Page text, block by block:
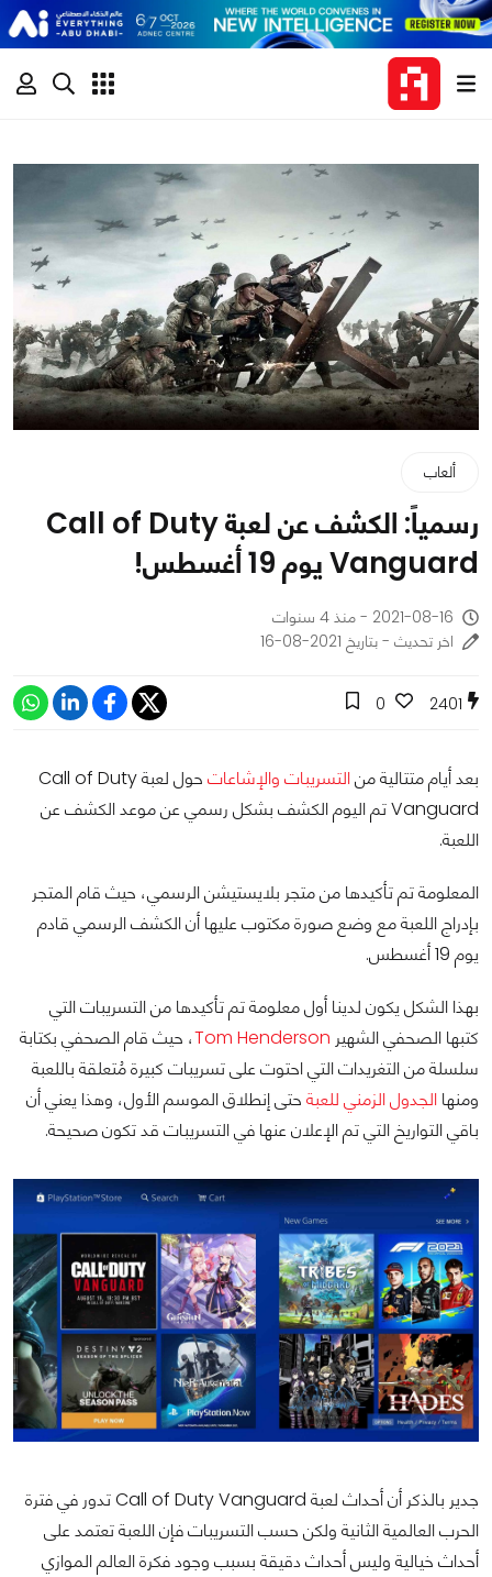
ألعاب
رسمياً: الكشف عن لعبة Call of Duty
Vanguard يوم 19 أغسطس!
2021-08-16 - منذ 4 سنوات
اخر تحديث - بتاريخ 2021-08-16
2401
0
بعد أيام متتالية منالتسريبات والإشاعات
حول لعبة Call of Duty
Vanguard تم اليوم الكشف بشكل رسمي عن موعد الكشف عن
اللعبة.
المعلومة تم تأكيدها من متجر بلايستيشن الرسمي، حيث قام المتجر
بإدراج اللعبة مع وضع صورة مكتوب عليها أن الكشف الرسمي قادم
يوم 19 أغسطس.
بهذا الشكل يكون لدينا أول معلومة تم تأكيدها من التسريبات التي
كتبها الصحفي الشهير Tom Henderson، حيث قام الصحفي بكتابة
سلسلة من التغريدات التي احتوت على تسريبات كبيرة مُتعلقة باللعبة
ومنها الجدول الزمني للعبة حتى إنطلاق الموسم الأول، وهذا يعني أن
باقي التواريخ التي تم الإعلان عنها في التسريبات قد تكون صحيحة.
جدير بالذكر أن أحداث لعبة Call of Duty Vanguard تدور في فترة
الحرب العالمية الثانية ولكن حسب التسريبات فإن اللعبة تعتمد على
أحداث خيالية وليس أحداث دقيقة بسبب وجود فكرة العالم الموازي